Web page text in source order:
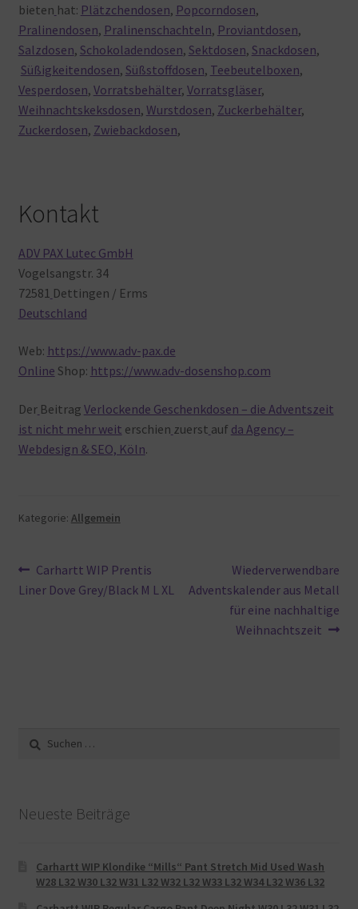
bieten hat: Plätzchendosen, Popcorndosen,
Pralinendosen, Pralinenschachteln, Proviantdosen,
Salzdosen, Schokoladendosen, Sektdosen, Snackdosen,
Süßigkeitendosen, Süßstoffdosen, Teebeutelboxen,
Vesperdosen, Vorratsbehälter, Vorratsgläser,
Weihnachtskeksdosen, Wurstdosen, Zuckerbehälter,
Zuckerdosen, Zwiebackdosen,
Kontakt
ADV PAX Lutec GmbH
Vogelsangstr. 34
72581 Dettingen / Erms
Deutschland
Web: https://www.adv-pax.de
Online Shop: https://www.adv-dosenshop.com
Der Beitrag Verlockende Geschenkdosen – die Adventszeit
ist nicht mehr weit erschien zuerst auf da Agency –
Webdesign & SEO, Köln.
Kategorie: Allgemein
Beitragsnavigation
Vorheriger
Beitrag:
Carhartt WIP Prentis
Liner Dove Grey/Black M L XL
Nächster
Beitrag:
Wiederverwendbare
Adventskalender aus Metall
für eine nachhaltige
Weihnachtszeit
Suche
nach:
Neueste Beiträge
Carhartt WIP Klondike “Mills“ Pant Stretch Mid Used Wash
W28 L32 W30 L32 W31 L32 W32 L32 W33 L32 W34 L32 W36 L32